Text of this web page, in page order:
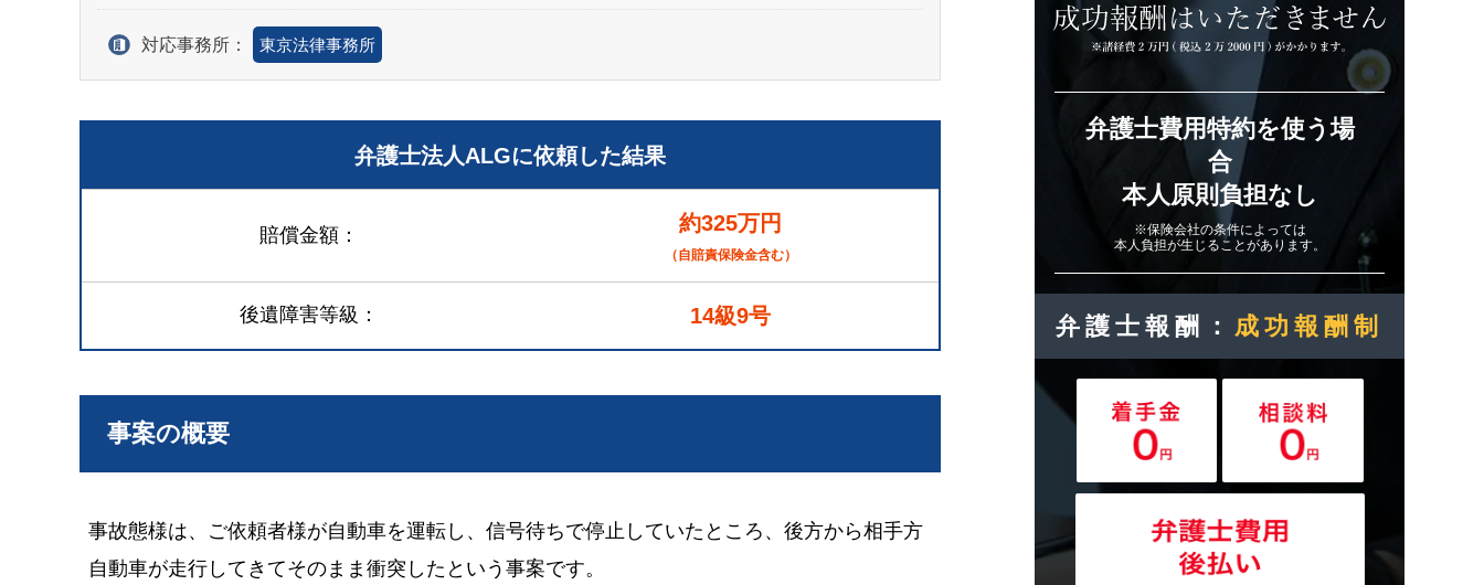
対応事務所： 東京法律事務所
弁護士法人ALGに依頼した結果
賠償金額 約325万円
（自賠責保険金含む）
後遺障害等級 14級9号
事案の概要
事故態様は、ご依頼者様が自動車を運転し、信号待ちで停止していたところ、後方から相手方
自動車が走行してきてそのまま衝突したという事案です。
弁護士費用特約を使う場
合
本人原則負担なし
※保険会社の条件によっては
本人負担が生じることがあります。
弁護士報酬： 成功報酬制